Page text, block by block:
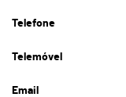
Telefone
Telemóvel
Email